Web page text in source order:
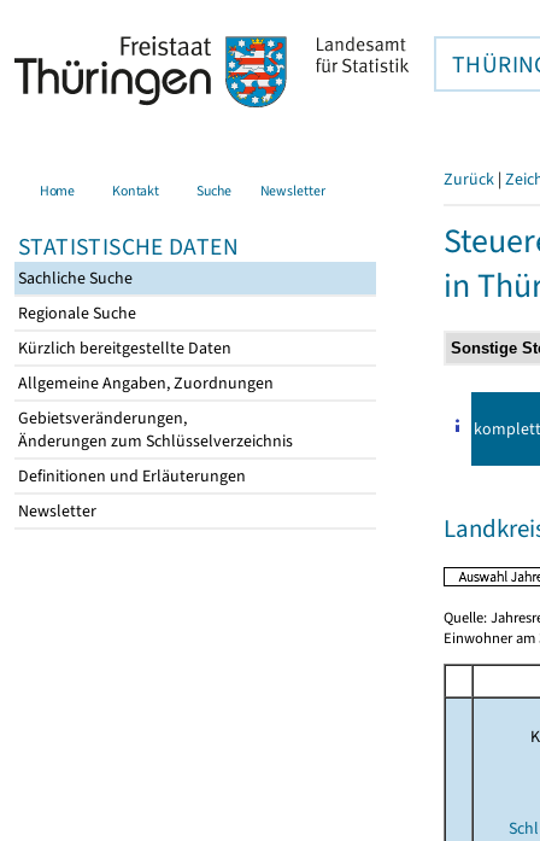
Home Kontakt Suche Newsletter
STATISTISCHE DATEN
Sachliche Suche
Regionale Suche
Kürzlich bereitgestellte Daten
Allgemeine Angaben, Zuordnungen
Gebietsveränderungen,
Änderungen zum Schlüsselverzeichnis
Definitionen und Erläuterungen
Newsletter
Zurück |
in
komplett
Quelle:
Einwohner am